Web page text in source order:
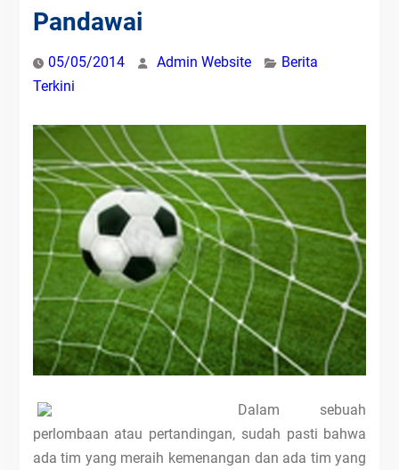
Pandawai
05/05/2014 Admin Website
Berita
Terkini
Dalam sebuah
perlombaan atau pertandingan, sudah pasti bahwa
ada tim yang meraih kemenangan dan ada tim yang